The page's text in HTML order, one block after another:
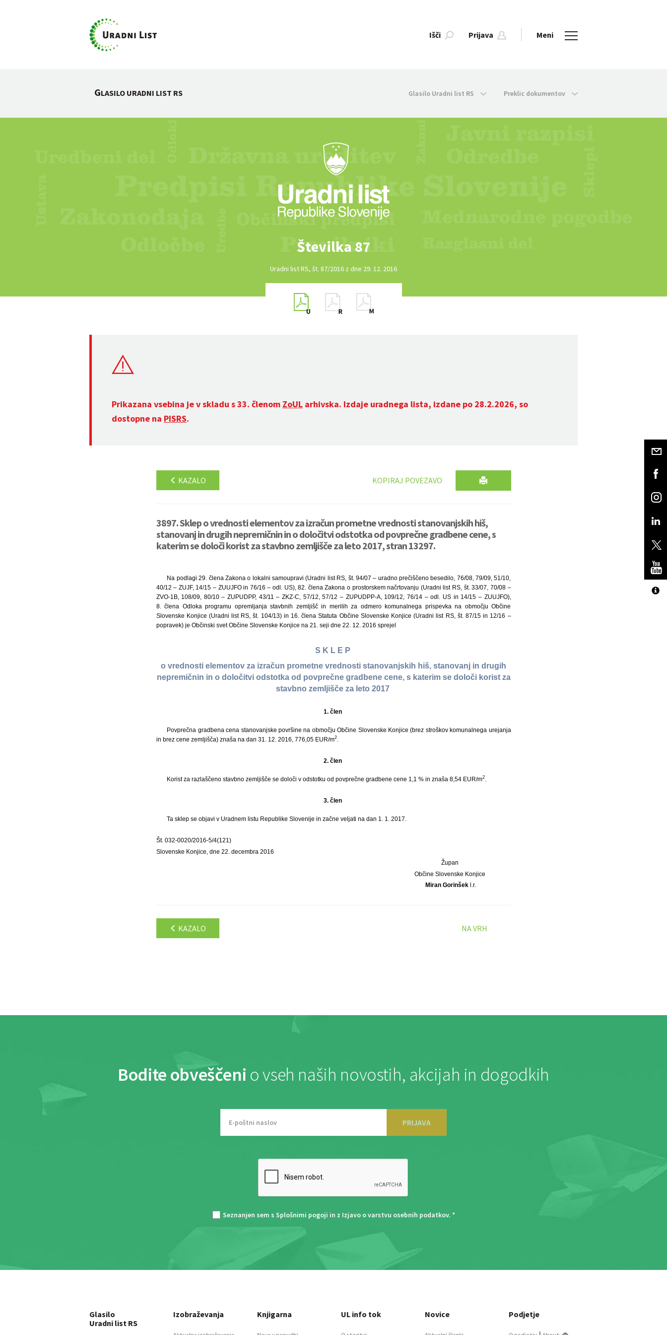
Išči Prijava Meni
GLASILO URADNI LIST RS Glasilo Uradni list RS Preklic dokumentov
Številka 87
Uradni list RS, št. 87/2016 z dne 29. 12. 2016
Prikazana vsebina je v skladu s 33. členom ZoUL arhivska. Izdaje uradnega lista, izdane po 28.2.2026, so
dostopne na PISRS.
KAZALO KOPIRAJ POVEZAVO
3897. Sklep o vrednosti elementov za izračun prometne vrednosti stanovanjskih hiš,
stanovanj in drugih nepremičnin in o določitvi odstotka od povprečne gradbene cene, s
katerim se določi korist za stavbno zemljišče za leto 2017, stran 13297.
Na podlagi 29. člena Zakona o lokalni samoupravi (Uradni list RS, št. 94/07 – uradno prečiščeno besedilo, 76/08, 79/09, 51/10,
40/12 – ZUJF, 14/15 – ZUUJFO in 76/16 – odl. US), 82. člena Zakona o prostorskem načrtovanju (Uradni list RS, št. 33/07, 70/08 –
ZVO-1B, 108/09, 80/10 – ZUPUDPP, 43/11 – ZKZ-C, 57/12, 57/12 – ZUPUDPP-A, 109/12, 76/14 – odl. US in 14/15 – ZUUJFO),
8. člena Odloka programu opremljanja stavbnih zemljišč in merilih za odmero komunalnega prispevka na območju Občine
Slovenske Konjice (Uradni list RS, št. 104/13) in 16. člena Statuta Občine Slovenske Konjice (Uradni list RS, št. 87/15 in 12/16 –
popravek) je Občinski svet Občine Slovenske Konjice na 21. seji dne 22. 12. 2016 sprejel
S K L E P
o vrednosti elementov za izračun prometne vrednosti stanovanjskih hiš, stanovanj in drugih
nepremičnin in o določitvi odstotka od povprečne gradbene cene, s katerim se določi korist za
stavbno zemljišče za leto 2017
1. člen
Povprečna gradbena cena stanovanjske površine na območju Občine Slovenske Konjice (brez stroškov komunalnega urejanja
in brez cene zemljišča) znaša na dan 31. 12. 2016, 776,05 EUR/m2.
2. člen
Korist za razlaščeno stavbno zemljišče se določi v odstotku od povprečne gradbene cene 1,1 % in znaša 8,54 EUR/m2.
3. člen
Ta sklep se objavi v Uradnem listu Republike Slovenije in začne veljati na dan 1. 1. 2017.
Št. 032-0020/2016-5/4(121)
Slovenske Konjice, dne 22. decembra 2016
Župan
Občine Slovenske Konjice
Miran Gorinšekl.r.
KAZALO NA VRH
Bodite obveščeni o vseh naših novostih, akcijah in dogodkih
PRIJAVA
Seznanjen sem s Splošnimi pogoji in z Izjavo o varstvu osebnih podatkov. *
Glasilo
Uradni list RS
Izobraževanja Knjigarna UL info tok Novice Podjetje